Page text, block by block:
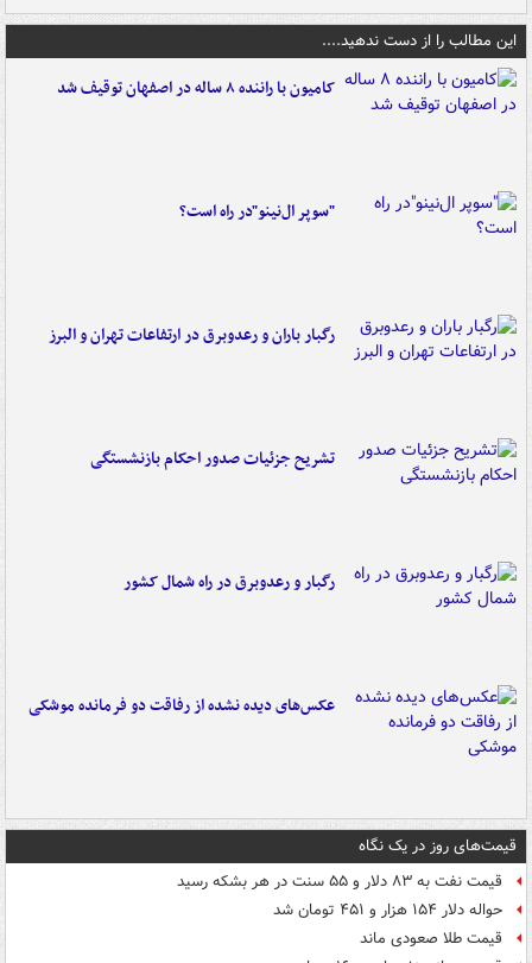
این مطالب را از دست ندهید....
کامیون با راننده ۸ ساله در اصفهان توقیف شد
"سوپر ال‌نینو"در راه است؟
رگبار باران و رعدوبرق در ارتفاعات تهران و البرز
تشریح جزئیات صدور احکام بازنشستگی
رگبار و رعدوبرق در راه شمال کشور
عکس‌های دیده نشده از رفاقت دو فرمانده‌ موشکی
قیمت‌های روز در یک نگاه
قیمت نفت به ۸۳ دلار و ۵۵ سنت در هر بشکه رسید
حواله دلار ۱۵۴ هزار و ۴۵۱ تومان شد
قیمت طلا صعودی ماند